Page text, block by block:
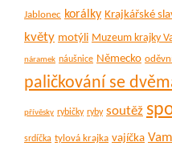
Jablonec korálky Krajkářské
květy motýli Muzeum krajky
náramek náušnice Německo
paličkování se
přívěsky rybičky ryby soutěž
srdíčka tylová krajka vajíčka